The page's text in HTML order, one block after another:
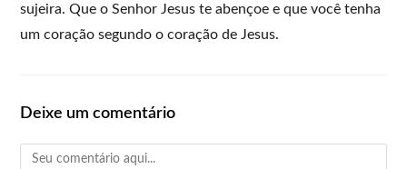
sujeira. Que o Senhor Jesus te abençoe e que você tenha
um coração segundo o coração de Jesus.
Deixe um comentário